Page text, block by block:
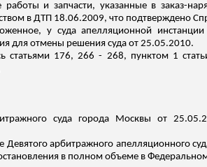
работы и запчасти, указанные в заказ-
в ДТП 18.06.2009, что подтверждено
, у суда апелляционной инстанции
для отмены решения суда от 25.05.2010.
статьями 176, 266 - 268, пунктом 1
суда города Москвы от
Девятого арбитражного апелляционного
в полном объеме в